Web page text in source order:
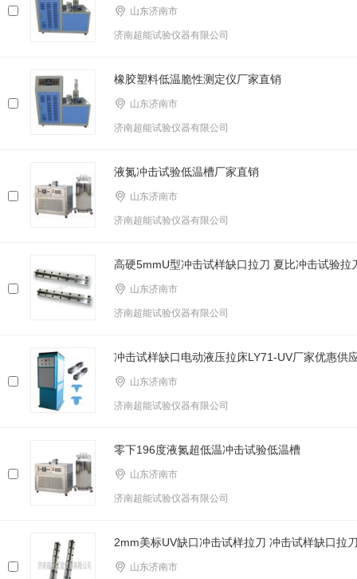
山东济南市
济南超能试验仪器有限公司
橡胶塑料低温脆性测定仪厂家直销
山东济南市
济南超能试验仪器有限公司
液氮冲击试验低温槽厂家直销
山东济南市
济南超能试验仪器有限公司
高硬5mmU型冲击试样缺口拉刀 夏比冲击试验拉
山东济南市
济南超能试验仪器有限公司
冲击试样缺口电动液压拉床LY71-UV厂家优惠供
山东济南市
济南超能试验仪器有限公司
零下196度液氮超低温冲击试验低温槽
山东济南市
济南超能试验仪器有限公司
2mm美标UV缺口冲击试样拉刀 冲击试样缺口拉
山东济南市